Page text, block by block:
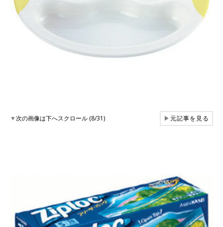
▼次の画像は下へスクロール (8/31) ▶元記事を見る